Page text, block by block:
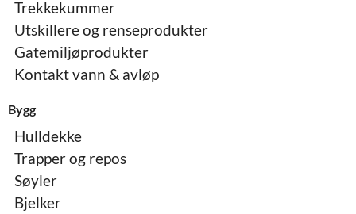
Trekkekummer
Utskillere og renseprodukter
Gatemiljøprodukter
Kontakt vann & avløp
Bygg
Hulldekke
Trapper og repos
Søyler
Bjelker